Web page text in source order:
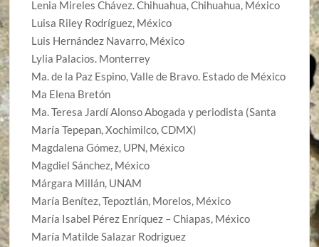
Lenia Mireles Chávez. Chihuahua, Chihuahua, México
Luisa Riley Rodríguez, México
Luis Hernández Navarro, México
Lylia Palacios. Monterrey
Ma. de la Paz Espino, Valle de Bravo. Estado de México
Ma Elena Bretón
Ma. Teresa Jardí Alonso Abogada y periodista (Santa
María Tepepan, Xochimilco, CDMX)
Magdalena Gómez, UPN, México
Magdiel Sánchez, México
Márgara Millán, UNAM
María Benítez, Tepoztlán, Morelos, México
María Isabel Pérez Enríquez – Chiapas, México
María Matilde Salazar Rodriguez